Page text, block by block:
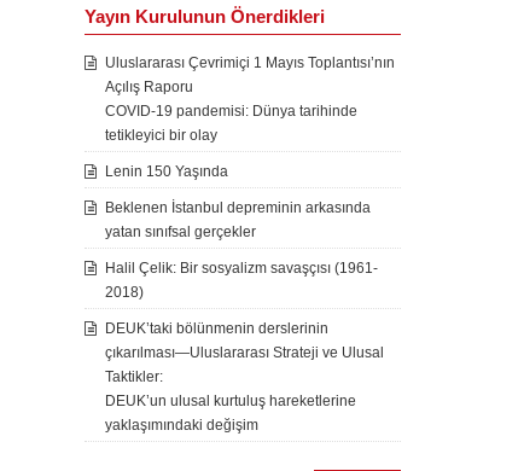
Yayın Kurulunun Önerdikleri
Uluslararası Çevrimiçi 1 Mayıs Toplantısı’nın
Açılış Raporu
COVID-19 pandemisi: Dünya tarihinde
tetikleyici bir olay
Lenin 150 Yaşında
Beklenen İstanbul depreminin arkasında
yatan sınıfsal gerçekler
Halil Çelik: Bir sosyalizm savaşçısı (1961-
2018)
DEUK’taki bölünmenin derslerinin
çıkarılması—Uluslararası Strateji ve Ulusal
Taktikler:
DEUK’un ulusal kurtuluş hareketlerine
yaklaşımındaki değişim